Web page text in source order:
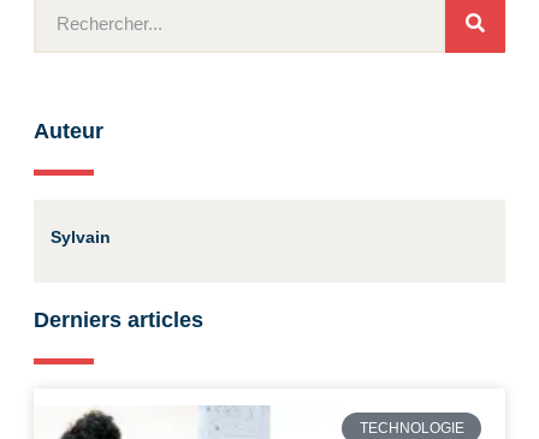
Auteur
Sylvain
Derniers articles
TECHNOLOGIE